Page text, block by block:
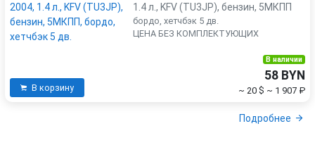
1.4 л., KFV (TU3JP), бензин, 5МКПП
бордо, хетчбэк 5 дв.
ЦЕНА БЕЗ КОМПЛЕКТУЮЩИХ
В корзину
В наличии
58 BYN
~ 20 $ ~ 1 907 ₽
Подробнее